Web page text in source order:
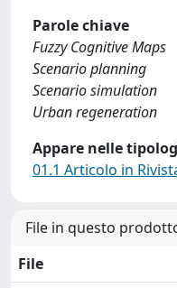
Parole chiave
Fuzzy Cognitive Maps
Scenario planning
Scenario simulation
Urban regeneration
Appare nelle
01.1 Articolo in
File in questo
File